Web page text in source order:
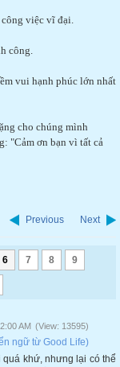
việc vĩ đại.
công.
vui hạnh phúc lớn nhất
cho chúng mình
"Cảm ơn bạn vì tất cả
Previous Next
6 7 8 9
AM (View: 13595)
ngữ từ Good Life)
khứ, nhưng lại có thể